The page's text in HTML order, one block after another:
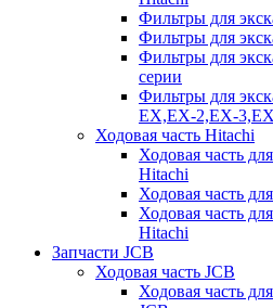
Фильтры для
Фильтры для
Фильтры для
серии
Фильтры для
EX,EX-2,EX-
Ходовая часть Hitachi
Ходовая часть
Hitachi
Ходовая часть
Ходовая часть
Hitachi
Запчасти JCB
Ходовая часть JCB
Ходовая часть